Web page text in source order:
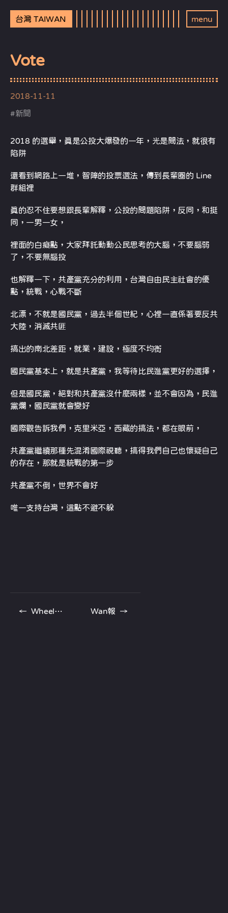
台灣 TAIWAN menu
Vote
2018-11-11
#新聞
2018 的選舉，真是公投大爆發的一年，光是問法，就很有
陷阱
還看到網路上一堆，智障的投票選法，傳到長輩圈的 Line
群組裡
真的忍不住要想跟長輩解釋，公投的問題陷阱，反同，和挺
同，一男一女，
裡面的白癡點，大家拜託動動公民思考的大腦，不要腦弱
了，不要無腦投
也解釋一下，共產黨充分的利用，台灣自由民主社會的優
點，統戰，心戰不斷
北漂，不就是國民黨，過去半個世紀，心裡一直係著要反共
大陸，消滅共匪
搞出的南北差距，就業，建設，極度不均衡
國民黨基本上，就是共產黨，我等待比民進黨更好的選擇，
但是國民黨，絕對和共產黨沒什麼兩樣，並不會因為，民進
黨爛，國民黨就會變好
國際觀告訴我們，克里米亞，西藏的搞法，都在眼前，
共產黨繼續那種先混淆國際視聽，搞得我們自己也懷疑自己
的存在，那就是統戰的第一步
共產黨不倒，世界不會好
唯一支持台灣，這點不避不躲
← Wheelchair Wan報 →